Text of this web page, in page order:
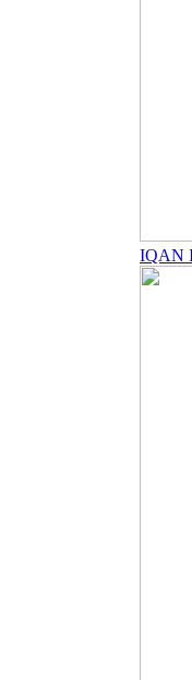
IQAN